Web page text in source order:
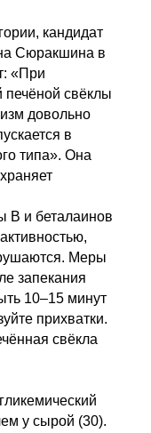
кандидат
Сюракшина в
«При
печёной свёклы
довольно
в
типа». Она
B и беталаинов
Меры
запекания
10–15 минут
прихватки.
свёкла
у сырой (30).